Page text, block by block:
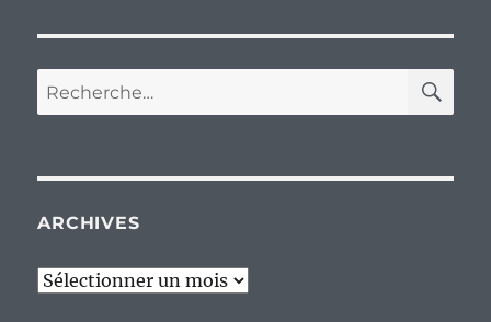
Recherche
pour :
ARCHIVES
Archives